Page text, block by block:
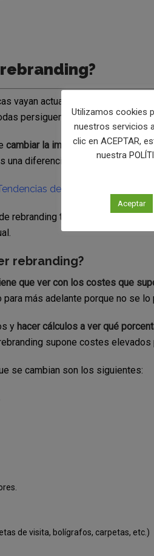
vayan actualizando su imagen
persiguen un mismo objetivo.
cambiar la imageny sobre todo, la
una diferenciación frente a sus
de diseño de logotipo
rebranding toda empresa podrá
rebranding?
que ver con los costes que
más adelante porque no se lo
y hacer cálculos a ver qué
supone costes elevados
se cambian son los siguientes:
de visita, bolígrafos, carpetas, etc.)
Utilizamos cookies
nuestros servicios
clic en ACEPTAR,
nuestra
Aceptar